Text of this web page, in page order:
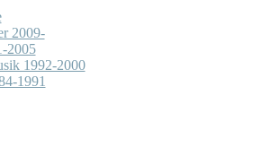
2009-
2005
1992-2000
1991